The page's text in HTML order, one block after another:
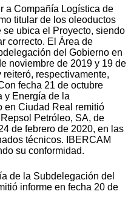
a Compañía Logística de
titular de los oleoductos
ubica el Proyecto, siendo
correcto. El Área de
del Gobierno en
noviembre de 2019 y 19 de
respectivamente,
fecha 21 de octubre
y Energía de la
en Ciudad Real remitió
Petróleo, SA, de
de febrero de 2020, en las
técnicos. IBERCAM
su conformidad.
de la Subdelegación del
informe en fecha 20 de